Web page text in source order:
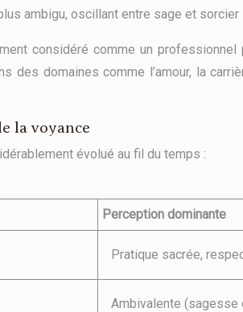
ambigu, oscillant entre sage et
considéré comme un
des domaines comme l’amour, la
la voyance
évolué au fil du temps :
Perception dominante
Pratique sacrée,
Ambivalente (sagesse